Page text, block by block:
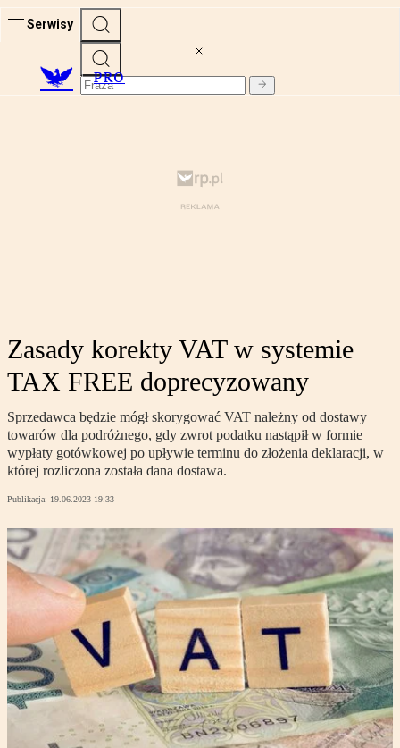
Serwisy
PRO
Zasady korekty VAT w systemie
TAX FREE doprecyzowany
Sprzedawca będzie mógł skorygować VAT należny od dostawy
towarów dla podróżnego, gdy zwrot podatku nastąpił w formie
wypłaty gotówkowej po upływie terminu do złożenia deklaracji, w
której rozliczona została dana dostawa.
Publikacja: 19.06.2023 19:33